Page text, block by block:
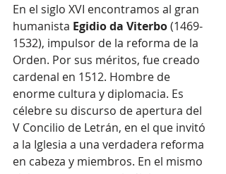
En el siglo XVI encontramos al gran
humanista Egidio da Viterbo (1469-
1532), impulsor de la reforma de la
Orden. Por sus méritos, fue creado
cardenal en 1512. Hombre de
enorme cultura y diplomacia. Es
célebre su discurso de apertura del
V Concilio de Letrán, en el que invitó
a la Iglesia a una verdadera reforma
en cabeza y miembros. En el mismo